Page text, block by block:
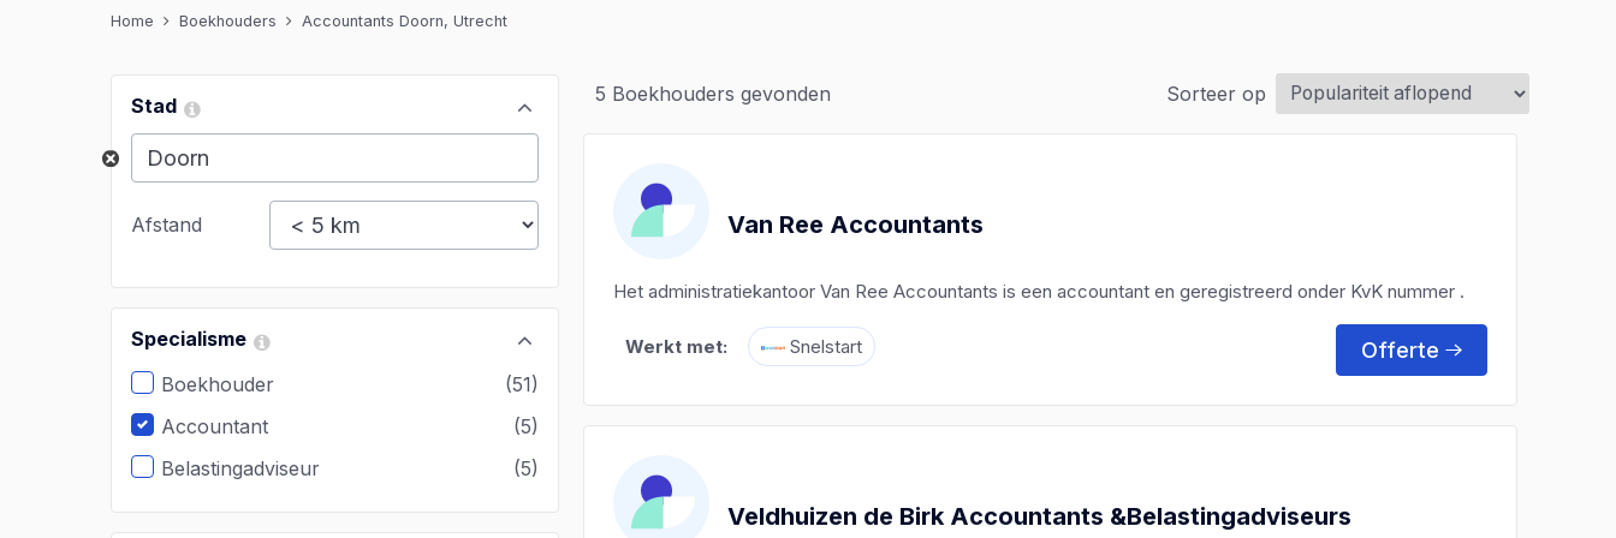
Home Boekhouders Accountants Doorn, Utrecht
Stad
Afstand
Specialisme
Boekhouder
(51)
Accountant
(5)
Belastingadviseur
(5)
5 Boekhouders gevonden Sorteer op
Van Ree Accountants
Het administratiekantoor Van Ree Accountants is een accountant en geregistreerd onder KvK nummer .
Werkt met: Snelstart Offerte
Veldhuizen de Birk Accountants &Belastingadviseurs